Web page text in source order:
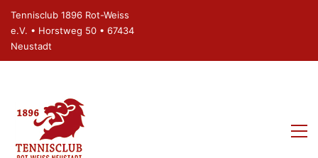
Tennisclub 1896 Rot-Weiss
e.V. • Horstweg 50 • 67434
Neustadt